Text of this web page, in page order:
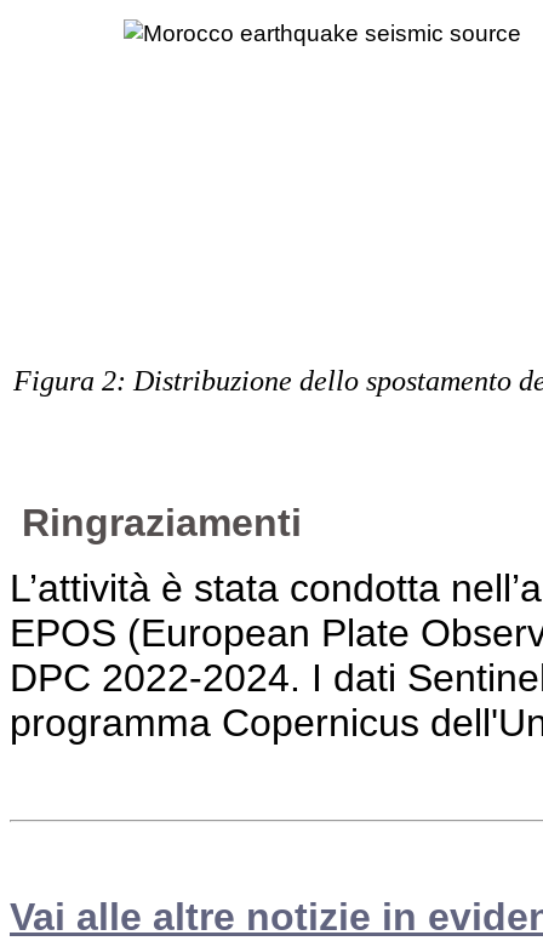
Figura 2: Distribuzione dello spostamento
Ringraziamenti
L’attività è stata condotta
EPOS (European Plate
DPC 2022-2024. I dati
programma Copernicus
Vai alle altre notizie in